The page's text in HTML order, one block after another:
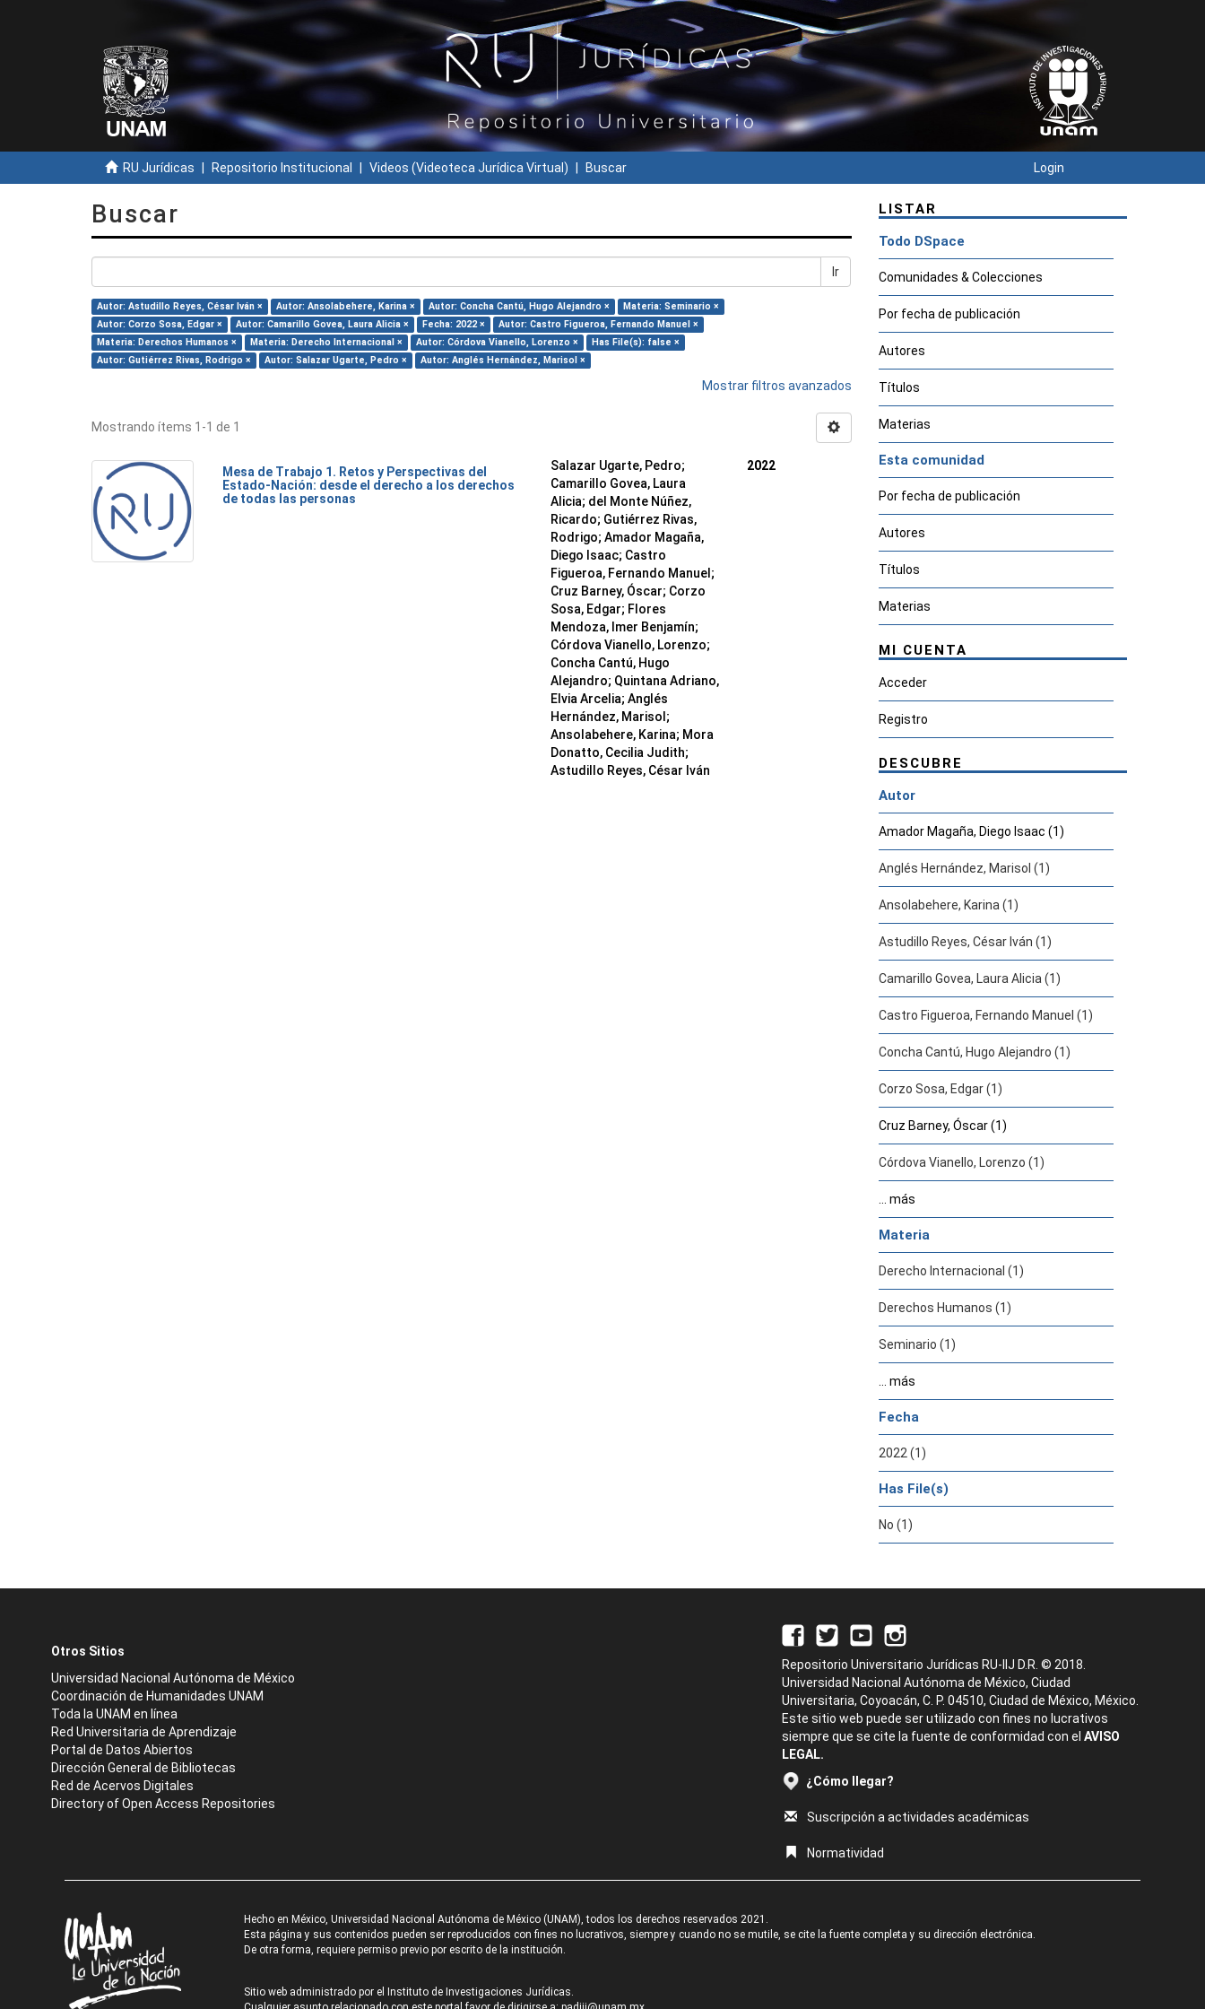
RU Jurídicas Repositorio Institucional Videos (Videoteca Jurídica Virtual) Buscar Login
Buscar
Ir
Autor: Astudillo Reyes, César Iván × Autor: Ansolabehere, Karina × Autor: Concha Cantú, Hugo Alejandro ×
Materia: Seminario ×
Autor: Corzo Sosa, Edgar ×
Autor: Camarillo Govea, Laura Alicia × Fecha: 2022 ×
Autor: Castro Figueroa, Fernando Manuel ×
Materia: Derechos Humanos ×
Materia: Derecho Internacional × Autor: Córdova Vianello, Lorenzo ×
Has File(s): false ×
Autor: Gutiérrez Rivas, Rodrigo ×
Autor: Salazar Ugarte, Pedro × Autor: Anglés Hernández, Marisol ×
Mostrar filtros avanzados
Mostrando ítems 1-1 de 1
Mesa de Trabajo 1. Retos y Perspectivas del
Estado-Nación: desde el derecho a los derechos
de todas las personas
Salazar Ugarte, Pedro;
Camarillo Govea, Laura
Alicia; del Monte Núñez,
Ricardo; Gutiérrez Rivas,
Rodrigo; Amador Magaña,
Diego Isaac; Castro
Figueroa, Fernando Manuel ;
Cruz Barney, Óscar; Corzo
Sosa, Edgar; Flores
Mendoza, Imer Benjamín;
Córdova Vianello, Lorenzo;
Concha Cantú, Hugo
Alejandro; Quintana Adriano,
Elvia Arcelia; Anglés
Hernández, Marisol ;
Ansolabehere, Karina; Mora
Donatto, Cecilia Judith;
Astudillo Reyes, César Iván
2022
LISTAR
Todo DSpace
Comunidades & Colecciones
Por fecha de publicación
Autores
Títulos
Materias
Esta comunidad
Por fecha de publicación
Autores
Títulos
Materias
MI CUENTA
Acceder
Registro
DESCUBRE
Autor
Amador Magaña, Diego Isaac (1)
Anglés Hernández, Marisol (1)
Ansolabehere, Karina (1)
Astudillo Reyes, César Iván (1)
Camarillo Govea, Laura Alicia (1)
Castro Figueroa, Fernando Manuel (1)
Concha Cantú, Hugo Alejandro (1)
Corzo Sosa, Edgar (1)
Cruz Barney, Óscar (1)
Córdova Vianello, Lorenzo (1)
... más
Materia
Derecho Internacional (1)
Derechos Humanos (1)
Seminario (1)
... más
Fecha
2022 (1)
Has File(s)
No (1)
Otros Sitios
Universidad Nacional Autónoma de México
Coordinación de Humanidades UNAM
Toda la UNAM en línea
Red Universitaria de Aprendizaje
Portal de Datos Abiertos
Dirección General de Bibliotecas
Red de Acervos Digitales
Directory of Open Access Repositories
Repositorio Universitario Jurídicas RU-IIJ D.R. © 2018.
Universidad Nacional Autónoma de México, Ciudad
Universitaria, Coyoacán, C. P. 04510, Ciudad de México, México.
Este sitio web puede ser utilizado con fines no lucrativos
siempre que se cite la fuente de conformidad con el AVISO
LEGAL.
¿Cómo llegar?
Suscripción a actividades académicas
Normatividad
Hecho en México, Universidad Nacional Autónoma de México (UNAM), todos los derechos reservados 2021.
Esta página y sus contenidos pueden ser reproducidos con fines no lucrativos, siempre y cuando no se mutile, se cite la fuente completa y su dirección electrónica.
De otra forma, requiere permiso previo por escrito de la institución.
Sitio web administrado por el Instituto de Investigaciones Jurídicas.